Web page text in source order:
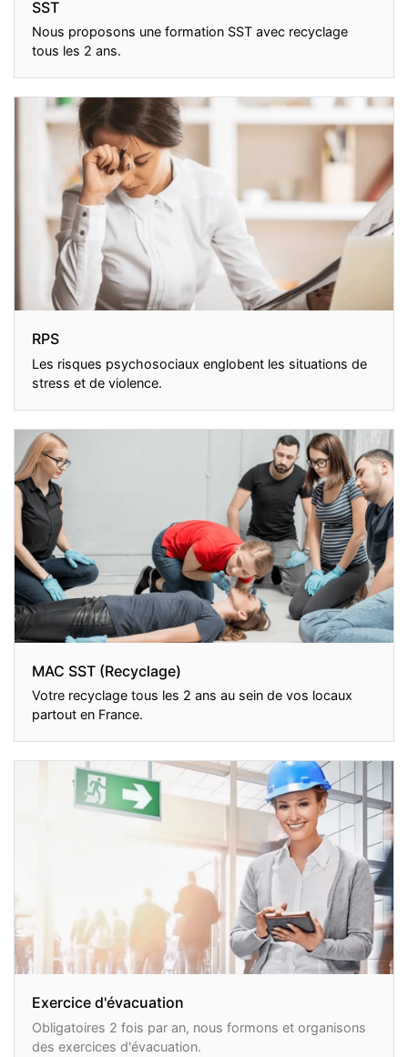
SST
Nous proposons une formation SST avec recyclage
tous les 2 ans.
RPS
Les risques psychosociaux englobent les situations de
stress et de violence.
MAC SST (Recyclage)
Votre recyclage tous les 2 ans au sein de vos locaux
partout en France.
Exercice d'évacuation
Obligatoires 2 fois par an, nous formons et organisons
des exercices d'évacuation.